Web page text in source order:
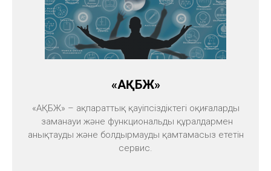
«АҚБЖ»
«АҚБЖ» – ақпараттық қауіпсіздіктегі оқиғаларды
заманауи және функциональды құралдармен
анықтауды және болдырмауды қамтамасыз ететін
сервис.